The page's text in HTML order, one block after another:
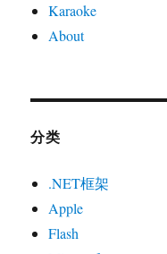
Karaoke
About
分类
.NET框架
Apple
Flash